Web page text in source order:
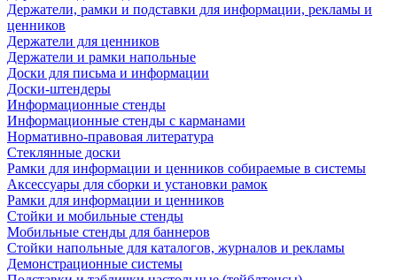
Держатели, рамки и подставки для информации, рекламы и
ценников
Держатели для ценников
Держатели и рамки напольные
Доски для письма и информации
Доски-штендеры
Информационные стенды
Информационные стенды с карманами
Нормативно-правовая литература
Стеклянные доски
Рамки для информации и ценников собираемые в системы
Аксессуары для сборки и установки рамок
Рамки для информации и ценников
Стойки и мобильные стенды
Мобильные стенды для баннеров
Стойки напольные для каталогов, журналов и рекламы
Демонстрационные системы